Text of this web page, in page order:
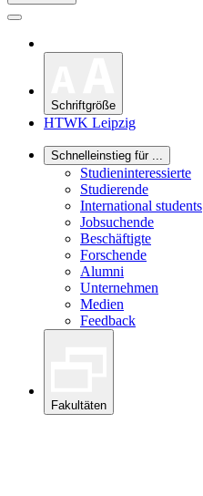
Schriftgröße
HTWK Leipzig
Schnelleinstieg für ...
Studieninteressierte
Studierende
International students
Jobsuchende
Beschäftigte
Forschende
Alumni
Unternehmen
Medien
Feedback
Fakultäten